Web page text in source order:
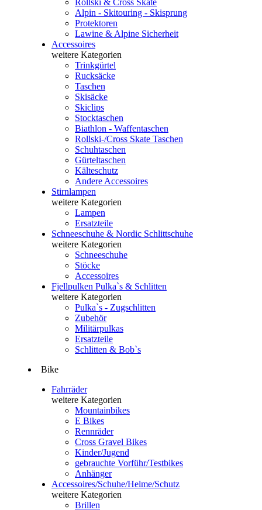
Rollski & Cross Skate
Alpin - Skitouring - Skisprung
Protektoren
Lawine & Alpine Sicherheit
Accessoires
weitere Kategorien
Trinkgürtel
Rucksäcke
Taschen
Skisäcke
Skiclips
Stocktaschen
Biathlon - Waffentaschen
Rollski-/Cross Skate Taschen
Schuhtaschen
Gürteltaschen
Kälteschutz
Andere Accessoires
Stirnlampen
weitere Kategorien
Lampen
Ersatzteile
Schneeschuhe & Nordic Schlittschuhe
weitere Kategorien
Schneeschuhe
Stöcke
Accessoires
Fjellpulken Pulka`s & Schlitten
weitere Kategorien
Pulka`s - Zugschlitten
Zubehör
Militärpulkas
Ersatzteile
Schlitten & Bob`s
Bike
Fahrräder
weitere Kategorien
Mountainbikes
E Bikes
Rennräder
Cross Gravel Bikes
Kinder/Jugend
gebrauchte Vorführ/Testbikes
Anhänger
Accessoires/Schuhe/Helme/Schutz
weitere Kategorien
Brillen